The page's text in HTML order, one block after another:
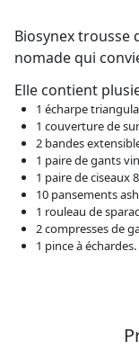
Biosynex trousse
nomade qui
Elle contient
1 écharpe
1 couverture de
2 bandes
1 paire de gants
1 paire de ciseaux
10 pansements
1 rouleau de
2 compresses de
1 pince à échardes.